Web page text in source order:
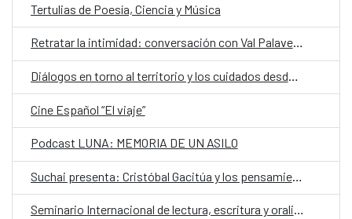
Tertulias de Poesía, Ciencia y Música
Retratar la intimidad: conversación con Val Palavecino
Diálogos en torno al territorio y los cuidados desde una mirada de género
Cine Español “El viaje”
Podcast LUNA: MEMORIA DE UN ASILO
Suchai presenta: Cristóbal Gacitúa y los pensamientos ajenos
Seminario Internacional de lectura, escritura y oralidad